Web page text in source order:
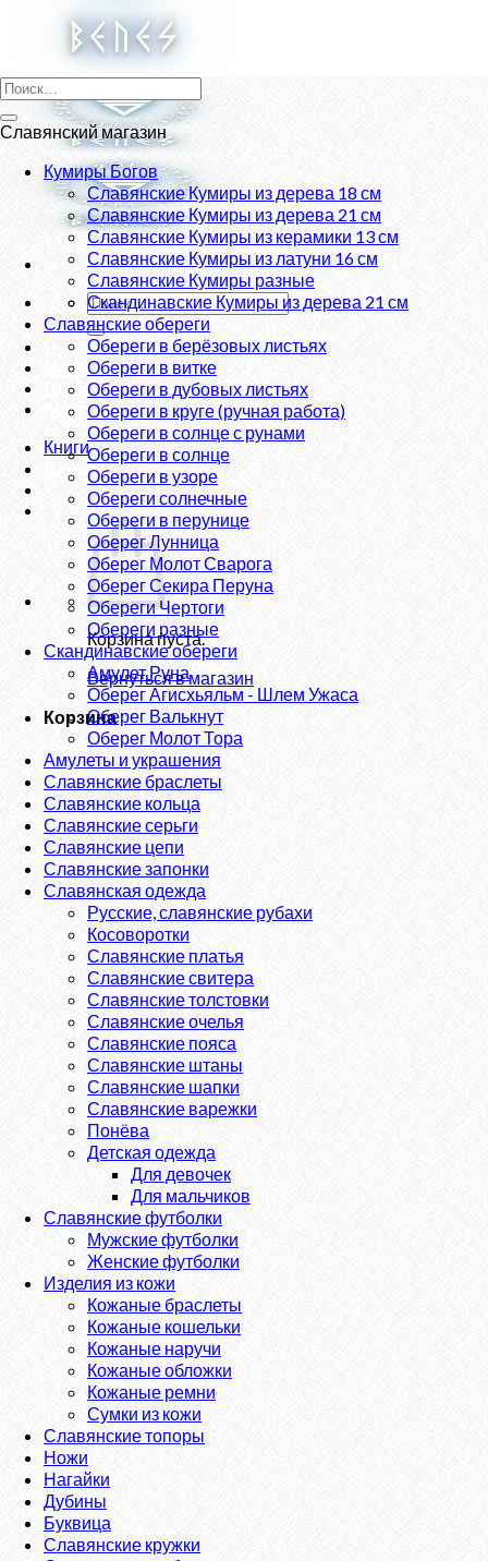
Искать:
О нас
Магазин
Новости
Контакты
Книги
Вход
Корзина пуста.
Вернуться в магазин
Корзина
Искать:
Славянский магазин
Кумиры Богов
Славянские Кумиры из дерева 18 см
Славянские Кумиры из дерева 21 см
Славянские Кумиры из керамики 13 см
Славянские Кумиры из латуни 16 см
Славянские Кумиры разные
Скандинавские Кумиры из дерева 21 см
Славянские обереги
Обереги в берёзовых листьях
Обереги в витке
Обереги в дубовых листьях
Обереги в круге (ручная работа)
Обереги в солнце с рунами
Обереги в солнце
Обереги в узоре
Обереги солнечные
Обереги в перунице
Оберег Лунница
Оберег Молот Сварога
Оберег Секира Перуна
Обереги Чертоги
Обереги разные
Скандинавские обереги
Амулет Руна
Оберег Агисхьяльм - Шлем Ужаса
Оберег Валькнут
Оберег Молот Тора
Амулеты и украшения
Славянские браслеты
Славянские кольца
Славянские серьги
Славянские цепи
Славянские запонки
Славянская одежда
Русские, славянские рубахи
Косоворотки
Славянские платья
Славянские свитера
Славянские толстовки
Славянские очелья
Славянские пояса
Славянские штаны
Славянские шапки
Славянские варежки
Понёва
Детская одежда
Для девочек
Для мальчиков
Славянские футболки
Мужские футболки
Женские футболки
Изделия из кожи
Кожаные браслеты
Кожаные кошельки
Кожаные наручи
Кожаные обложки
Кожаные ремни
Сумки из кожи
Славянские топоры
Ножи
Нагайки
Дубины
Буквица
Славянские кружки